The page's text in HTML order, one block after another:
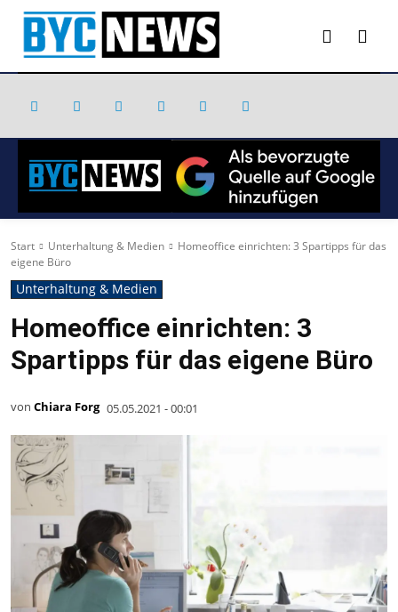
Start Unterhaltung & Medien
Homeoffice einrichten: 3 Spartipps für das
eigene Büro
Unterhaltung & Medien
Homeoffice einrichten: 3
Spartipps für das eigene Büro
von Chiara Forg 05.05.2021 - 00:01